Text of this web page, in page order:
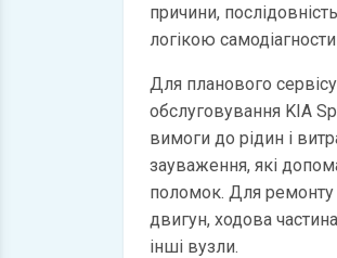
причини,
логікою
Для планового
обслуговування KIA
вимоги до рідин і
зауваження, які
поломок. Для ремонту
двигун, ходова
інші вузли.